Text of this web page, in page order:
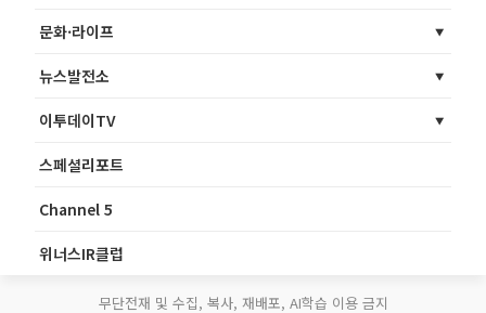
문화·라이프
뉴스발전소
이투데이TV
스페셜리포트
Channel 5
위너스IR클럽
무단전재 및 수집, 복사, 재배포, AI학습 이용 금지